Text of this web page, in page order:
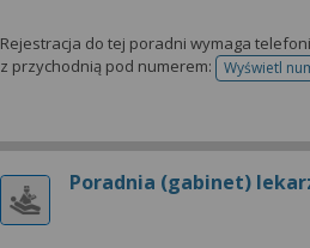
Rejestracja do tej poradni wymaga
z przychodnią pod numerem:
Wyświetl
Poradnia (gabinet)